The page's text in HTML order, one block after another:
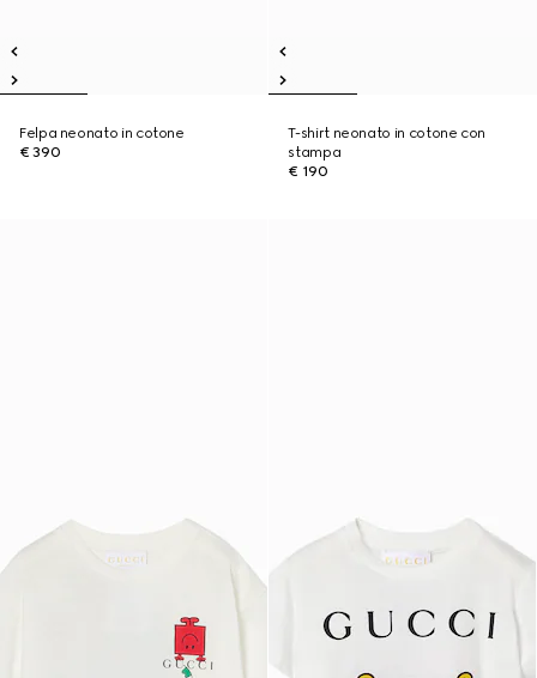
Felpa neonato in cotone
€ 390
T-shirt neonato in cotone con
stampa
€ 190